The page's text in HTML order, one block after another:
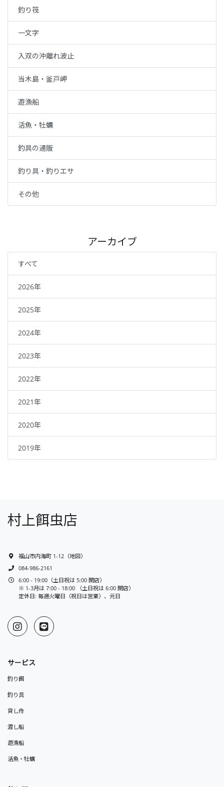
釣り筏
一文字
入双の沖離れ波止
当木島・釜戸岬
遊漁船
活魚・牡蠣
釣具の通販
釣り具・釣りエサ
その他
アーカイブ
すべて
2026年
2025年
2024年
2023年
2022年
2021年
2020年
2019年
村上餌虫店
福山市内海町 1-12 （地図）
084-986-2161
6:00 - 19:00（土日祝は 5:00 開店）
※ 1-3月は 7:00 - 18:00 （土日祝は 6:00 開店）
定休日: 毎週火曜日（祝日は営業）、元日
サービス
釣り餌
釣り具
貸し舟
渡し船
遊漁船
活魚・牡蠣